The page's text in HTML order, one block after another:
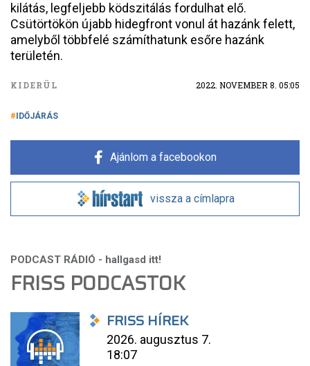
kilátás, legfeljebb ködszitálás fordulhat elő.
Csütörtökön újabb hidegfront vonul át hazánk felett,
amelyből többfelé számíthatunk esőre hazánk
területén.
KIDERÜL 2022. NOVEMBER 8. 05:05
IDŐJÁRÁS
Ajánlom a facebookon
vissza a címlapra
FRISS PODCASTOK
FRISS HÍREK
2026. augusztus 7.
18:07